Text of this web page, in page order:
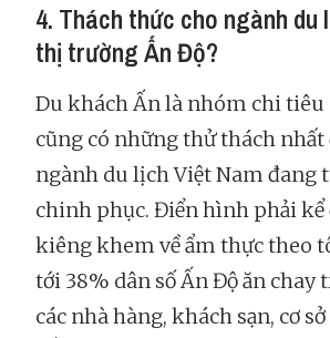
4. Thách thức cho ngành du
thị trường Ấn Độ?
Du khách Ấn là nhóm chi
cũng có những thử thách
ngành du lịch Việt Nam đang
chinh phục. Điển hình phải kể
kiêng khem về ẩm thực theo
tới 38% dân số Ấn Độ ăn chay
các nhà hàng, khách sạn, cơ